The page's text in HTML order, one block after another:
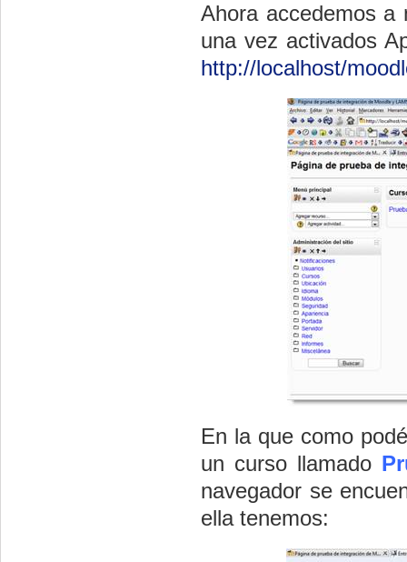
Ahora accedemos a
una vez activados
http://localhost/
En la que como
un curso llamado
navegador se
ella tenemos: